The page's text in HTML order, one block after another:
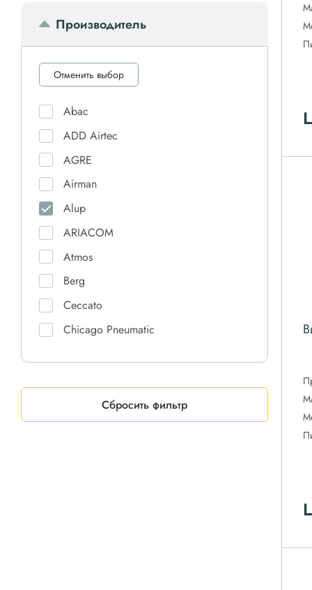
Производитель
Отменить выбор
Abac
ADD Airtec
AGRE
Airman
Alup
ARIACOM
Atmos
Berg
Ceccato
Chicago Pneumatic
CrossAir
Dali
Сбросить фильтр